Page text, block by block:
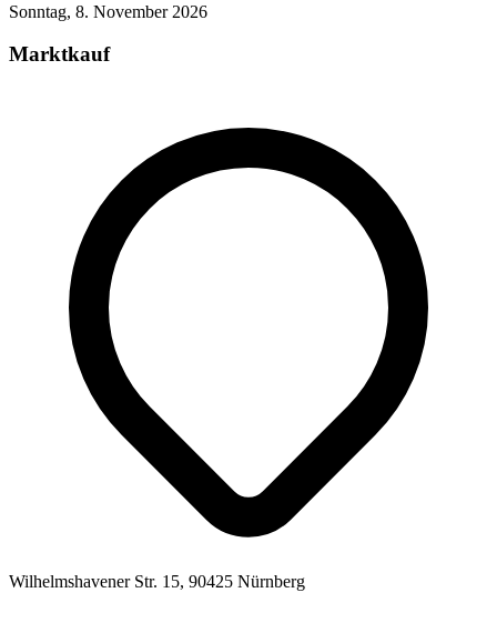
Sonntag, 8. November 2026
Marktkauf
Wilhelmshavener Str. 15, 90425 Nürnberg